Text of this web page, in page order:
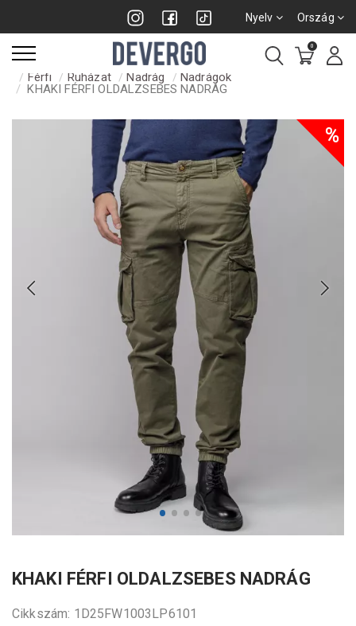
Nyelv Ország
0
Férfi Ruházat Nadrág
Nadrágok
KHAKI FÉRFI OLDALZSEBES NADRÁG
%
KHAKI FÉRFI OLDALZSEBES NADRÁG
Cikkszám: 1D25FW1003LP6101